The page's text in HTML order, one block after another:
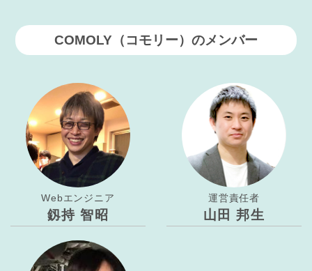
COMOLY（コモリー）のメンバー
Webエンジニア
釼持 智昭
運営責任者
山田 邦生